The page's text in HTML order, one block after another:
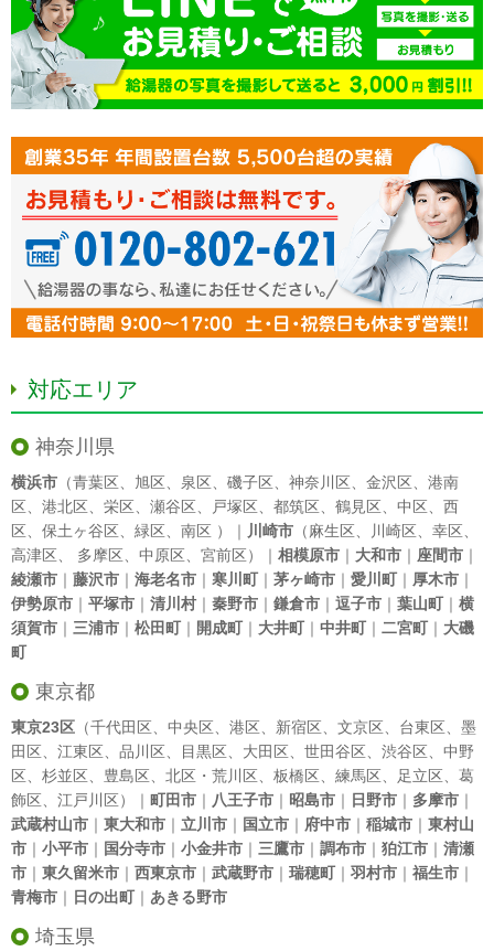
対応エリア
神奈川県
横浜市 （青葉区、 旭区、 泉区、 磯子区、 神奈川区、 金沢区、 港南
区、 港北区、 栄区、 瀬谷区、 戸塚区、 都筑区、 鶴見区、 中区、 西
区、 保土ヶ谷区、 緑区、 南区 ）｜ 川崎市 （麻生区、 川崎区、 幸区、
高津区、 多摩区、 中原区、 宮前区）｜ 相模原市 ｜ 大和市 ｜ 座間市 ｜
綾瀬市 ｜ 藤沢市 ｜ 海老名市 ｜ 寒川町｜ 茅ヶ崎市 ｜ 愛川町｜ 厚木市 ｜
伊勢原市 ｜ 平塚市 ｜ 清川村｜ 秦野市 ｜ 鎌倉市 ｜ 逗子市 ｜ 葉山町｜ 横
須賀市 ｜ 三浦市 ｜ 松田町｜ 開成町｜ 大井町｜ 中井町｜ 二宮町｜ 大磯
町
東京都
東京23区 （千代田区、 中央区、 港区、 新宿区、 文京区、 台東区、 墨
田区、 江東区、 品川区、 目黒区、 大田区、 世田谷区、 渋谷区、 中野
区、 杉並区、 豊島区、 北区 ・ 荒川区、 板橋区、 練馬区、 足立区、 葛
飾区、 江戸川区）｜ 町田市 ｜ 八王子市 ｜ 昭島市 ｜ 日野市 ｜ 多摩市 ｜
武蔵村山市 ｜ 東大和市 ｜ 立川市 ｜ 国立市 ｜ 府中市 ｜ 稲城市 ｜ 東村山
市 ｜ 小平市 ｜ 国分寺市 ｜ 小金井市 ｜ 三鷹市 ｜ 調布市 ｜ 狛江市 ｜ 清瀬
市 ｜ 東久留米市 ｜ 西東京市 ｜ 武蔵野市 ｜ 瑞穂町｜ 羽村市 ｜ 福生市 ｜
青梅市 ｜ 日の出町｜ あきる野市
埼玉県